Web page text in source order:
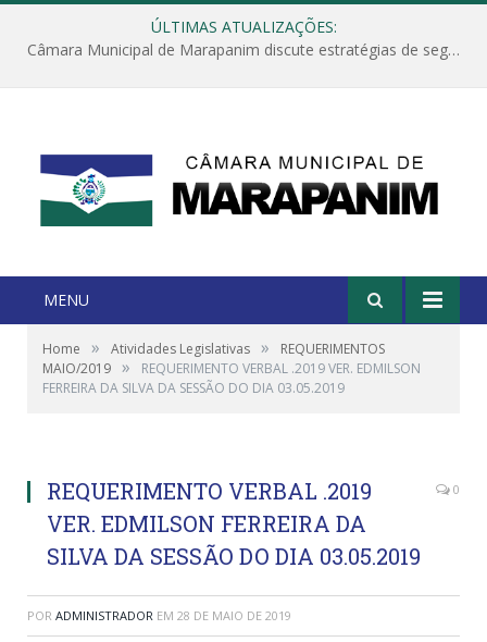
ÚLTIMAS ATUALIZAÇÕES:
Câmara Municipal de Marapanim discute estratégias de segurança com autoridades e poder executivo
MENU
Home » Atividades Legislativas »
REQUERIMENTOS
MAIO/2019 »
REQUERIMENTO VERBAL .2019 VER. EDMILSON
FERREIRA DA SILVA DA SESSÃO DO DIA 03.05.2019
REQUERIMENTO VERBAL .2019
VER. EDMILSON FERREIRA DA
SILVA DA SESSÃO DO DIA 03.05.2019
0
POR ADMINISTRADOR EM 28 DE MAIO DE 2019